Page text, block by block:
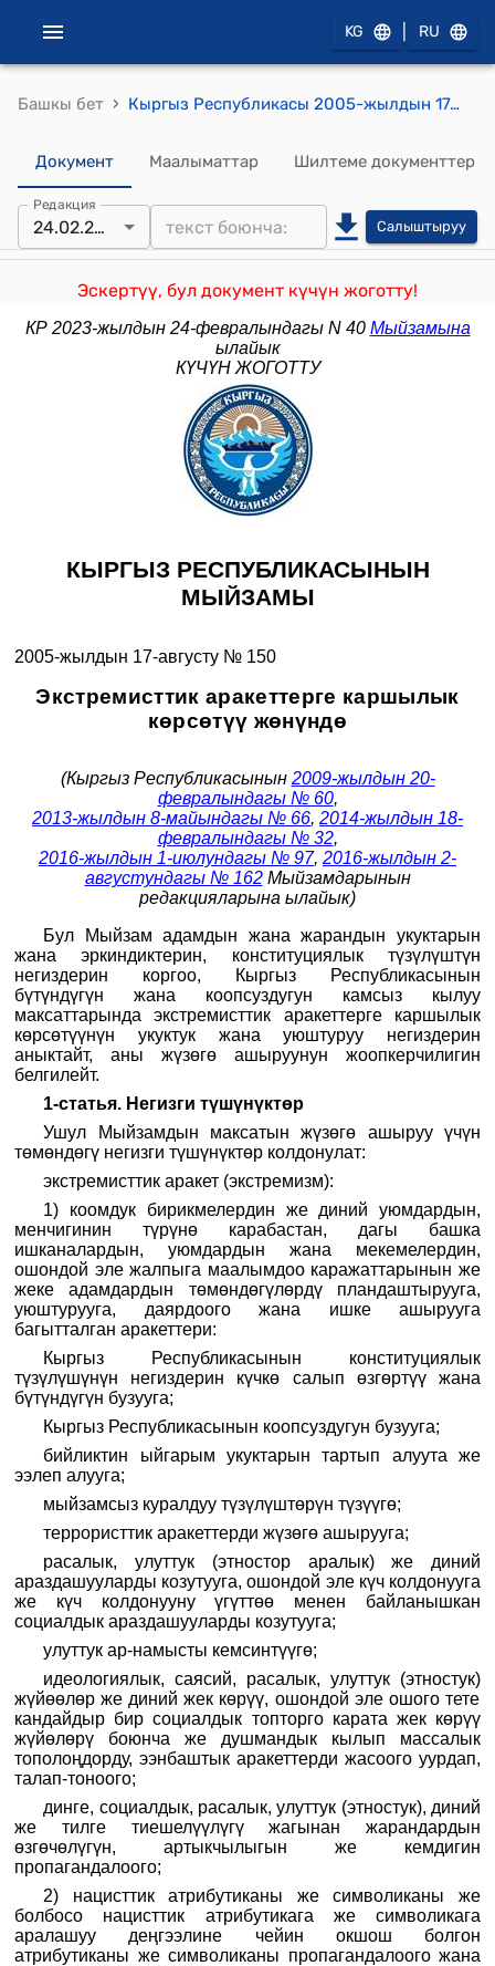
KG RU
Башкы бет › Кыргыз Республикасы 2005-жылдын 17-августундагы № 150 "Экстремисттик аракеттерге каршылык көрсөтүү жөнүндө" мыйзамы
Документ Маалыматтар Шилтеме документтер
Редакция
24.02.2023 Салыштыруу
Эскертүү, бул документ күчүн жоготту!